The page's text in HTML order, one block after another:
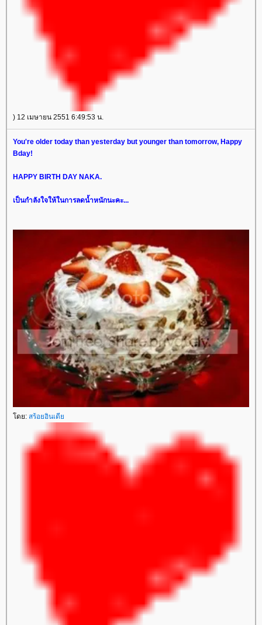
) 12 เมษายน 2551 6:49:53 น.
You're older today than yesterday but younger than tomorrow, Happy
Bday!
HAPPY BIRTH DAY NAKA.
เป็นกำลังใจให้ในการลดน้ำหนักนะคะ...
โดย: สร้อยอินเดีย